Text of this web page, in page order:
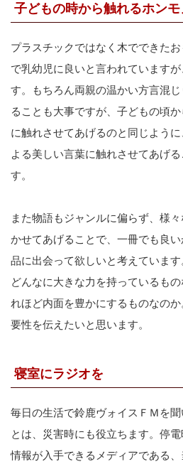
子どもの時から触れるホンモ
プラスチックではなく木でできた
で乳幼児に良いと言われています
す。もちろん両親の温かい方言混
ることも大事ですが、子どもの頃
に触れさせてあげるのと同じよう
よる美しい言葉に触れさせてあげ
す。
また物語もジャンルに偏らず、様
かせてあげることで、一冊でも良
品に出会って欲しいと考えていま
どんなに大きな力を持っているも
れほど内面を豊かにするものなの
要性を伝えたいと思います。
寝室にラジオを
毎日の生活で鈴鹿ヴォイスＦＭを
とは、災害時にも役立ちます。停
情報が入手できるメディアである